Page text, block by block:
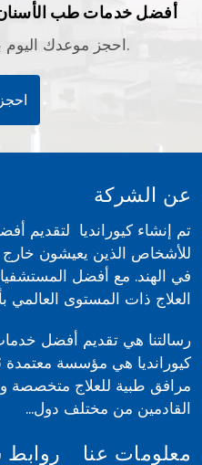
أفضل خدمات طب الأسنان
احجز موعدك اليوم بملء النموذج السريع.
عن الشركة
تم إنشاء كيورانديا لتقديم
للأشخاص الذين يعيشون خارج
في الهند. مع أفضل
العلاج ذات المستوى العالمي
رسالتنا هي تقديم أفضل
مرافق طبية للعلاج متخصصة
القادمين من مختلف دول...
معلومات عنا